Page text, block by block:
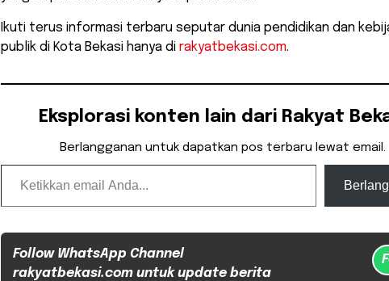
​Ikuti terus informasi terbaru seputar dunia pendidikan dan
publik di Kota Bekasi hanya di rakyatbekasi.com.
Eksplorasi konten lain dari Rakyat
Berlangganan untuk dapatkan pos terbaru lewat email.
Ketikkan email Anda...
Follow WhatsApp Channel
rakyatbekasi.com untuk update berita